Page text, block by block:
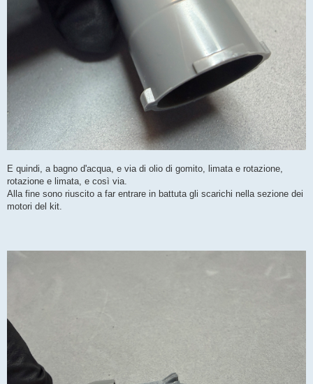
E quindi, a bagno d'acqua, e via di olio di gomito, limata e rotazione,
rotazione e limata, e così via.
Alla fine sono riuscito a far entrare in battuta gli scarichi nella sezione dei
motori del kit.